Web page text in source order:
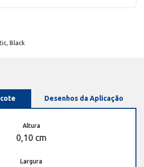
Black
Desenhos da Aplicação
Altura
0,10 cm
Largura